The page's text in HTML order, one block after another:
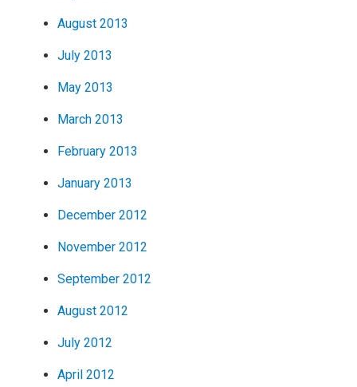
August 2013
July 2013
May 2013
March 2013
February 2013
January 2013
December 2012
November 2012
September 2012
August 2012
July 2012
April 2012